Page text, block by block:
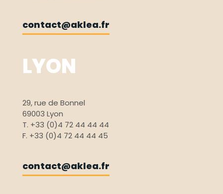
contact@aklea.fr
LYON
29, rue de Bonnel
69003 Lyon
T. +33 (0)4 72 44 44 44
F. +33 (0)4 72 44 44 45
contact@aklea.fr